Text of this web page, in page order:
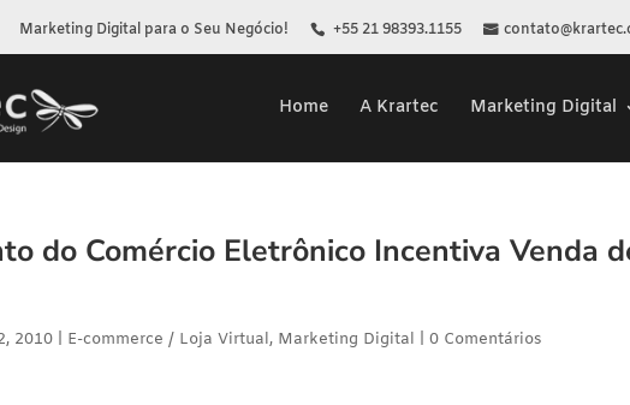
Marketing Digital para o Seu Negócio! +55 21 98393.1155
Home A Krartec Marketing Digital
do Comércio Eletrônico Incentiva Venda
2010 E-commerce / Loja Virtual, Marketing Digital |0 Comentários